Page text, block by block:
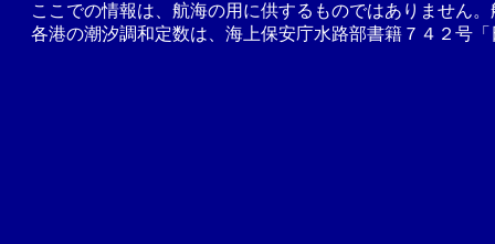
ここでの情報は、航海の用に供するものではありません
各港の潮汐調和定数は、海上保安庁水路部書籍７４２号